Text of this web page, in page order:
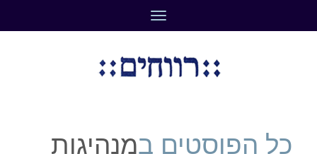
תפריט
כל הפוסטים במנהיגות